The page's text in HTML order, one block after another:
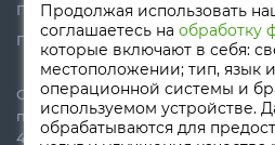
Политика конфиденциальности
Политика Cookies
Сайт носит информационный
публичной офертой,
437 (п.2) ГК РФ
Продолжая использовать
соглашаетесь наобработку
которые включают в себя:
местоположении; тип, язык
операционной системы и
используемом устройстве.
обрабатываются для